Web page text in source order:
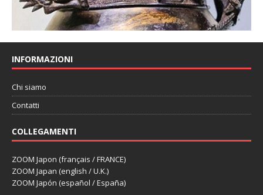
INFORMAZIONI
Chi siamo
Contatti
COLLEGAMENTI
ZOOM Japon (français / FRANCE)
ZOOM Japan (english / U.K.)
ZOOM Japón (español / España)